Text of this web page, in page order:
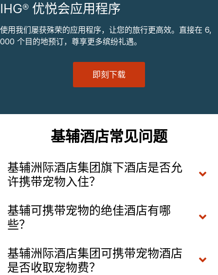
IHG® 优悦会应用程序
使用我们屡获殊荣的应用程序，让您的旅行更高效。直接在 6,
000 个目的地预订，尊享更多缤纷礼遇。
即刻下载
基辅酒店常见问题
基辅洲际酒店集团旗下酒店是否允
许携带宠物入住？
基辅可携带宠物的绝佳酒店有哪
些？
基辅洲际酒店集团可携带宠物酒店
是否收取宠物费？